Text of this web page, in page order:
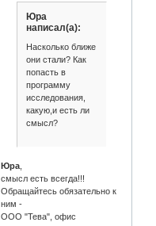
Юра
написал(а):
Насколько ближе
они стали? Как
попасть в
программу
исследования,
какую,и есть ли
смысл?
Юра
смысл есть всегда!!!
Обращайтесь обязательно к
ним -
ООО "Тева", офис